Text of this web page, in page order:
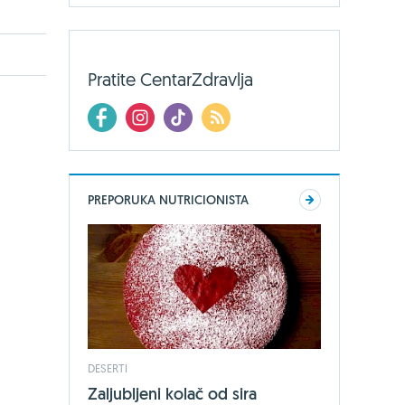
Pratite CentarZdravlja
PREPORUKA NUTRICIONISTA
DESERTI
Zaljubljeni kolač od sira